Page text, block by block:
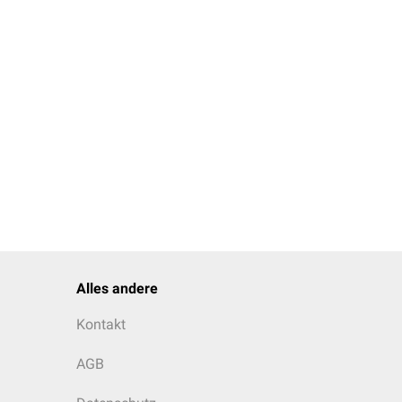
und die
aus
Alles andere
Kontakt
AGB